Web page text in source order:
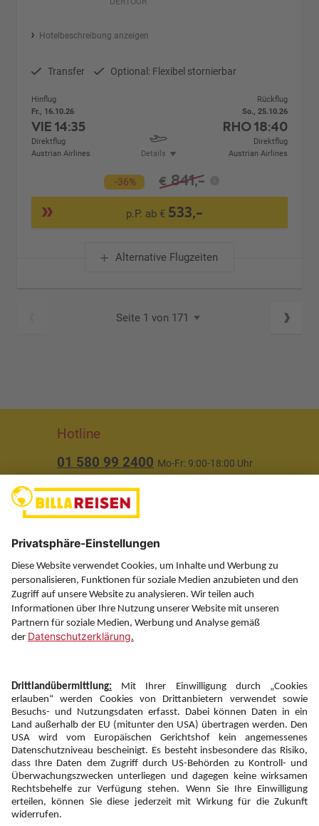
Hotelbeschreibung anzeigen
Transfer Optional: Flexibel stornierbar
Hinflug
Fr., 16.10.26
VIE14:35
Direktflug
Austrian Airlines
Details
Rückflug
So., 25.10.26
RHO18:40
Direktflug
Austrian Airlines
-36% € 841,-
p.P. ab € 533,-
Alternative Flugzeiten
Seite 1 von 171
Hotline
01 580 99 2400 Mo-Fr: 9:00-18:00 Uhr
Über uns
Service
Information
Folgen Sie uns auf
Newsletter:
Anmelden